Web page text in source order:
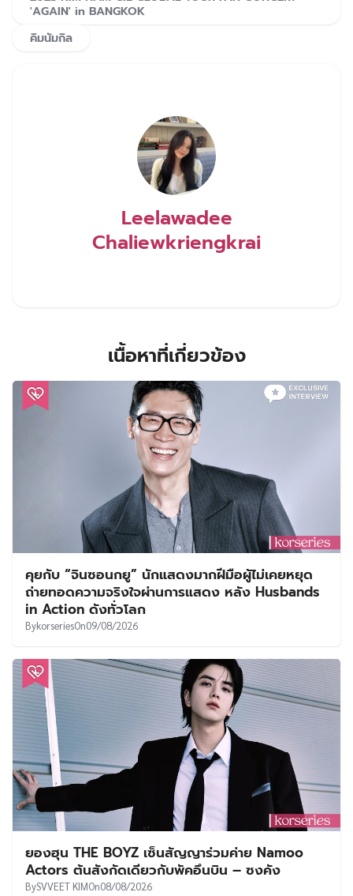
'AGAIN' in BANGKOK
คิมนัมกิล
Leelawadee
Chaliewkriengkrai
เนื้อหาที่เกี่ยวข้อง
คุยกับ “จินซอนกยู” นักแสดงมากฝีมือผู้ไม่เคยหยุด
ถ่ายทอดความจริงใจผ่านการแสดง หลัง Husbands
in Action ดังทั่วโลก
BykorseriesOn09/08/2026
ยองฮุน THE BOYZ เซ็นสัญญาร่วมค่าย Namoo
Actors ต้นสังกัดเดียวกับพัคอึนบิน – ซงคัง
BySVVEET KIMOn08/08/2026